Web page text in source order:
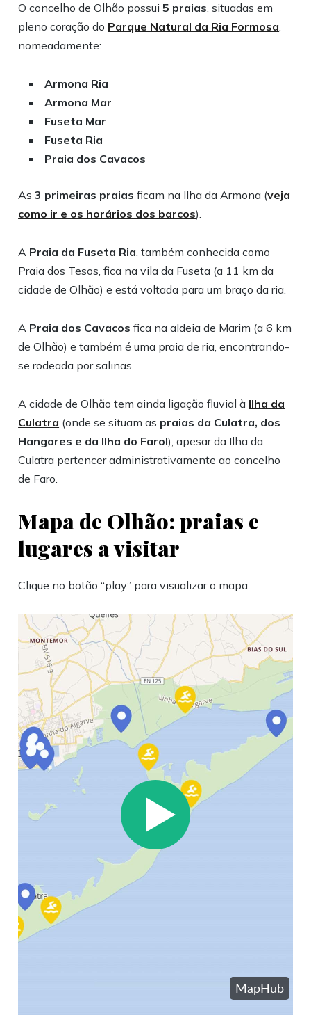
O concelho de Olhão possui5 praias, situadas em
pleno coração do Parque Natural da Ria Formosa,
nomeadamente:
Armona Ria
Armona Mar
Fuseta Mar
Fuseta Ria
Praia dos Cavacos
As3 primeiras praiasficam na Ilha da Armona (veja
como ir e os horários dos barcos).
A Praia da Fuseta Ria, também conhecida como
Praia dos Tesos, fica na vila da Fuseta (a 11 km da
cidade de Olhão) e está voltada para um braço da ria.
A Praia dos Cavacosfica na aldeia de Marim (a 6 km
de Olhão) e também é uma praia de ria, encontrando-
se rodeada por salinas.
A cidade de Olhão tem ainda ligação fluvial à Ilha da
Culatra (onde se situam as praias da Culatra, dos
Hangares e da Ilha do Farol), apesar da Ilha da
Culatra pertencer administrativamente ao concelho
de Faro.
Mapa de Olhão: praias e
lugares a visitar
Clique no botão “play” para visualizar o mapa.